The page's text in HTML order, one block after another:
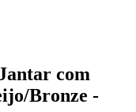
com
Bronze -